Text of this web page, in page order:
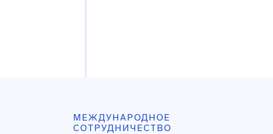
МЕЖДУНАРОДНОЕ
СОТРУДНИЧЕСТВО